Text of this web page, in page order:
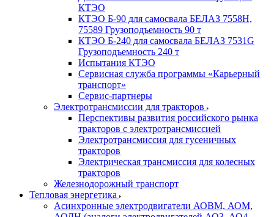
КТЭО
КТЭО Б-90 для самосвала БЕЛАЗ 7558H,
75589 Грузоподъемность 90 т
КТЭО Б-240 для самосвала БЕЛАЗ 7531G
Грузоподъемность 240 т
Испытания КТЭО
Сервисная служба программы «Карьерный
транспорт»
Сервис-партнеры
Электротрансмиссии для тракторов
Перспективы развития российского рынка
тракторов с электротрансмиссией
Электротрансмиссия для гусеничных
тракторов
Электрическая трансмиссия для колесных
тракторов
Железнодорожный транспорт
Тепловая энергетика
Асинхронные электродвигатели АОВМ, АОМ,